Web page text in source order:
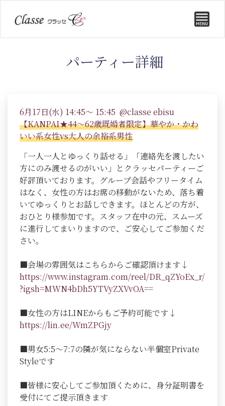
パーティー詳細
6月17日(水) 14:45～ 15:45 @classe ebisu
【KANPAI★44～62歳既婚者限定】華やか・かわ
いい系女性vs大人の余裕系男性
「一人一人とゆっくり話せる」「連絡先を渡したい
方にのみ渡せるのがいい」とクラッセパーティーご
好評頂いております。グループ会話やフリータイム
はなく、女性の方はお席の移動がないため、落ち着
いてゆっくりとお話しできます。ほとんどの方が、
おひとり様参加です。スタッフ在中の元、スムーズ
に進行してまいりますので、ご安心してご参加くだ
さい。
■会場の雰囲気はこちらからご確認頂けます↓
https://www.instagram.com/reel/DR_qZYoEx_r/
?igsh=MWN4bDh5YTVyZXVvOA==
■女性の方はLINEからもご予約可能です↓
https://lin.ee/WmZPGjy
■男女5:5～7:7の隣が気にならない半個室Private
Styleです
■皆様に安心してご参加頂くために、身分証明書を
受付にてご提示頂きます